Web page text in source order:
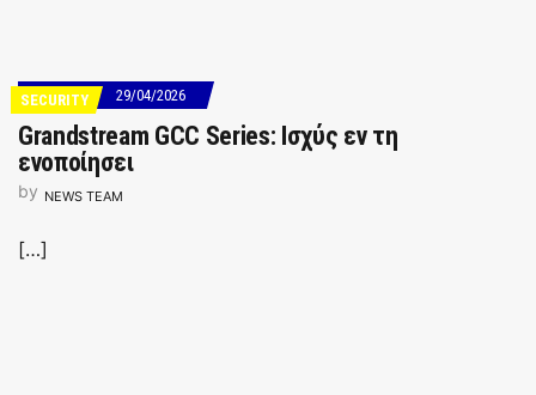
SECURITY 29/04/2026
Grandstream GCC Series: Ισχύς εν τη
ενοποίησει
by NEWS TEAM
[…]